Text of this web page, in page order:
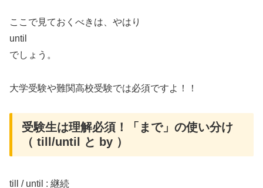
ここで見ておくべきは、やはり
until
でしょう。
大学受験や難関高校受験では必須ですよ！！
受験生は理解必須！「まで」の使い分け
（ till/until と by ）
till / until : 継続